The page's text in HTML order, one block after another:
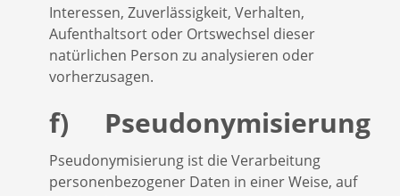
Interessen, Zuverlässigkeit, Verhalten,
Aufenthaltsort oder Ortswechsel dieser
natürlichen Person zu analysieren oder
vorherzusagen.
f) Pseudonymisierung
Pseudonymisierung ist die Verarbeitung
personenbezogener Daten in einer Weise, auf